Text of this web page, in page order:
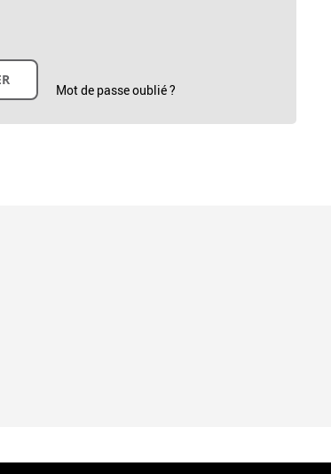
Mot de passe oublié ?